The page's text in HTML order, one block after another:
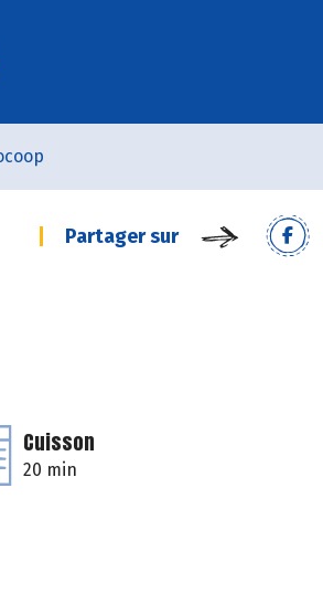
Partager sur
Cuisson
20 min